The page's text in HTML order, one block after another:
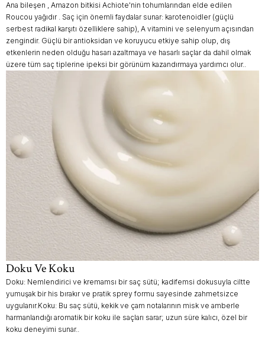
Ana bileşen , Amazon bitkisi Achiote'nin tohumlarından elde edilen
Roucou yağıdır . Saç için önemli faydalar sunar: karotenoidler (güçlü
serbest radikal karşıtı özelliklere sahip), A vitamini ve selenyum açısından
zengindir. Güçlü bir antioksidan ve koruyucu etkiye sahip olup, dış
etkenlerin neden olduğu hasarı azaltmaya ve hasarlı saçlar da dahil olmak
üzere tüm saç tiplerine ipeksi bir görünüm kazandırmaya yardımcı olur..
Doku Ve Koku
Doku: Nemlendirici ve kremamsı bir saç sütü; kadifemsi dokusuyla ciltte
yumuşak bir his bırakır ve pratik sprey formu sayesinde zahmetsizce
uygulanır.Koku: Bu saç sütü, kekik ve çam notalarının misk ve amberle
harmanlandığı aromatik bir koku ile saçları sarar; uzun süre kalıcı, özel bir
koku deneyimi sunar..